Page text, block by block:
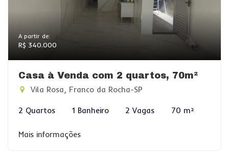
A partir de:
R$ 340.000
Casa à Venda com 2 quartos, 70m²
Vila Rosa, Franco da Rocha-SP
2 Quartos 1 Banheiro 2 Vagas 70 m²
Mais informações